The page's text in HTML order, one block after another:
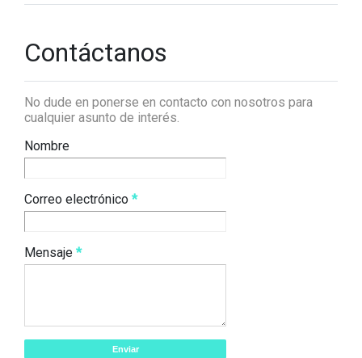
Contáctanos
No dude en ponerse en contacto con nosotros para
cualquier asunto de interés.
Nombre
Correo electrónico *
Mensaje *